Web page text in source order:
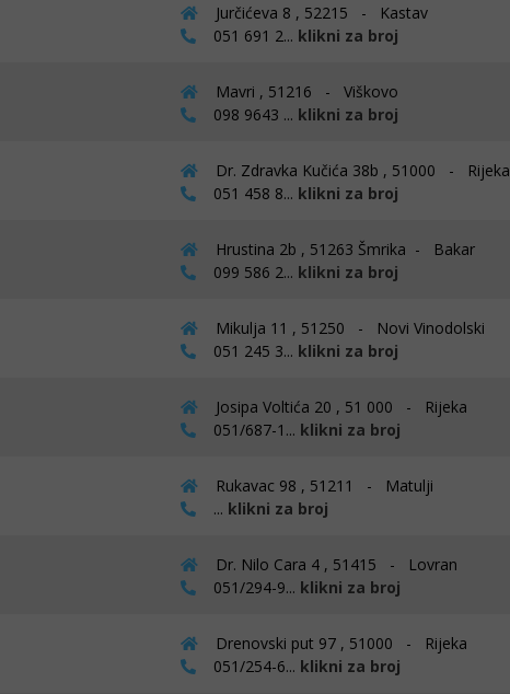
Jurčićeva 8 , 52215 - Kastav
051 691 2... klikni za broj
Mavri , 51216 - Viškovo
098 9643 ... klikni za broj
Dr. Zdravka Kučića 38b , 51000 - Rijeka
051 458 8... klikni za broj
Hrustina 2b , 51263 Šmrika - Bakar
099 586 2... klikni za broj
Mikulja 11 , 51250 - Novi Vinodolski
051 245 3... klikni za broj
Josipa Voltića 20 , 51 000 - Rijeka
051/687-1... klikni za broj
Rukavac 98 , 51211 - Matulji
... klikni za broj
Dr. Nilo Cara 4 , 51415 - Lovran
051/294-9... klikni za broj
Drenovski put 97 , 51000 - Rijeka
051/254-6... klikni za broj